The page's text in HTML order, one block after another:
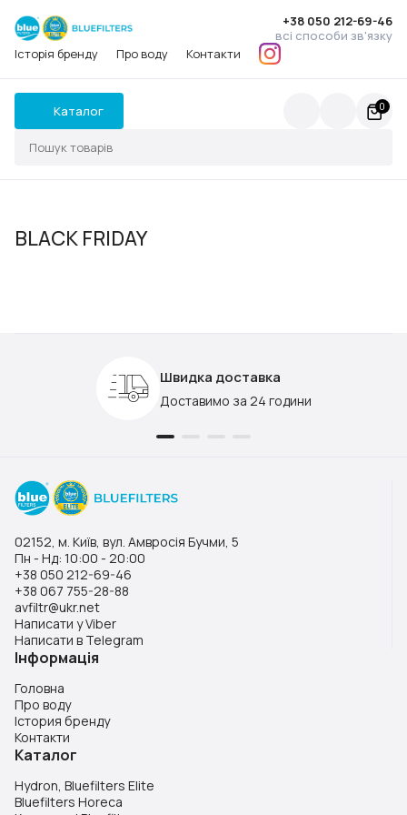
Історія бренду Про воду Контакти
+38 050 212-69-46
всі способи зв'язку
Каталог 0
BLACK FRIDAY
Швидка доставка
Доставимо за 24 години
02152, м. Київ, вул. Амвросія Бучми, 5
Пн - Нд: 10:00 - 20:00
+38 050 212-69-46
+38 067 755-28-88
avfiltr@ukr.net
Написати у Viber
Написати в Telegram
Інформація
Головна
Про воду
Істория бренду
Контакти
Каталог
Hydron, Bluefilters Elite
Bluefilters Horeca